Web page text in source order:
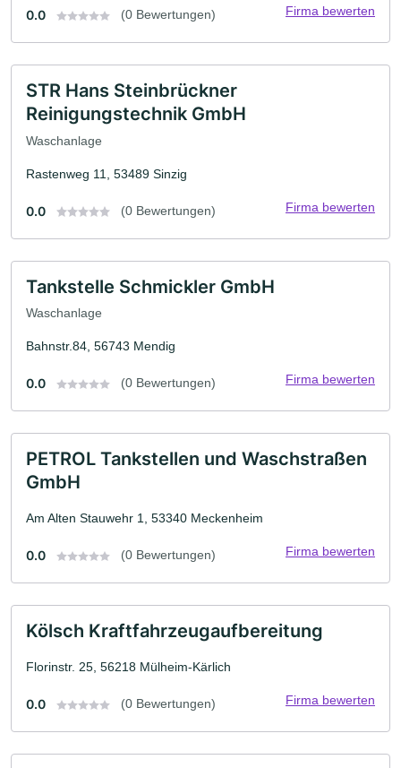
0.0 (0 Bewertungen) Firma bewerten
STR Hans Steinbrückner
Reinigungstechnik GmbH
Waschanlage
Rastenweg 11, 53489 Sinzig
0.0 (0 Bewertungen) Firma bewerten
Tankstelle Schmickler GmbH
Waschanlage
Bahnstr.84, 56743 Mendig
0.0 (0 Bewertungen) Firma bewerten
PETROL Tankstellen und Waschstraßen
GmbH
Am Alten Stauwehr 1, 53340 Meckenheim
0.0 (0 Bewertungen) Firma bewerten
Kölsch Kraftfahrzeugaufbereitung
Florinstr. 25, 56218 Mülheim-Kärlich
0.0 (0 Bewertungen) Firma bewerten